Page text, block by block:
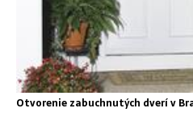
Otvorenie zabuchnutých dverí v